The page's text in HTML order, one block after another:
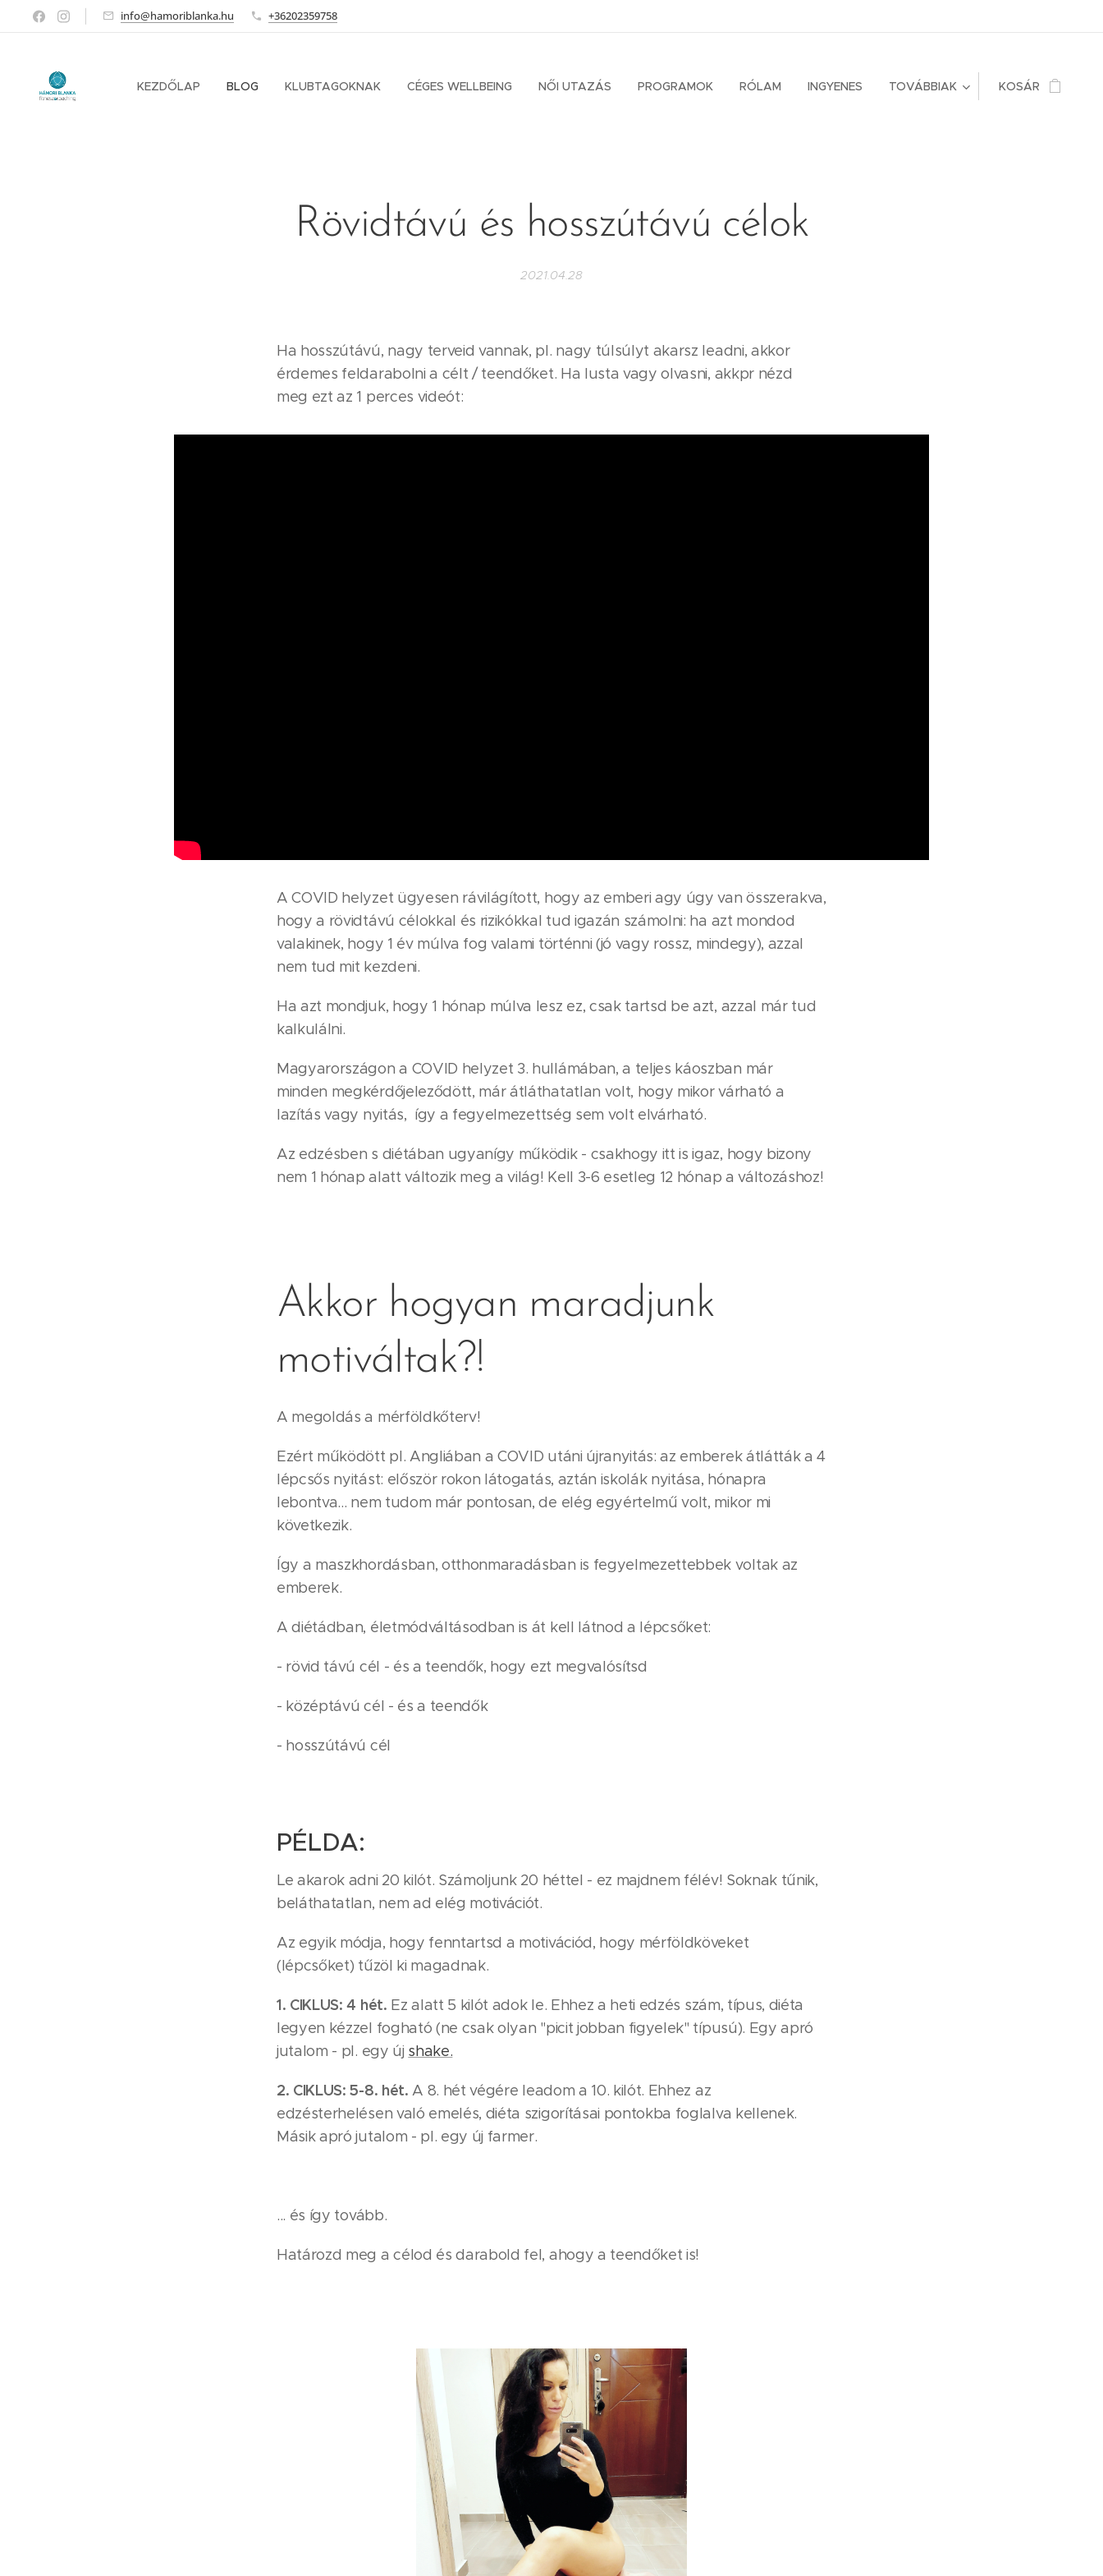
info@hamoriblanka.hu +36202359758
KEZDŐLAP BLOG KLUBTAGOKNAK CÉGES WELLBEING NŐI UTAZÁS PROGRAMOK RÓLAM INGYENES TOVÁBBIAK KOSÁR
Rövidtávú és hosszútávú célok
2021.04.28
Ha hosszútávú, nagy terveid vannak, pl. nagy túlsúlyt akarsz leadni, akkor
érdemes feldarabolni a célt / teendőket. Ha lusta vagy olvasni, akkpr nézd
meg ezt az 1 perces videót:
A COVID helyzet ügyesen rávilágított, hogy az emberi agy úgy van összerakva,
hogy a rövidtávú célokkal és rizikókkal tud igazán számolni: ha azt mondod
valakinek, hogy 1 év múlva fog valami történni (jó vagy rossz, mindegy), azzal
nem tud mit kezdeni.
Ha azt mondjuk, hogy 1 hónap múlva lesz ez, csak tartsd be azt, azzal már tud
kalkulálni.
Magyarországon a COVID helyzet 3. hullámában, a teljes káoszban már
minden megkérdőjeleződött, már átláthatatlan volt, hogy mikor várható a
lazítás vagy nyitás, így a fegyelmezettség sem volt elvárható.
Az edzésben s diétában ugyanígy működik - csakhogy itt is igaz, hogy bizony
nem 1 hónap alatt változik meg a világ! Kell 3-6 esetleg 12 hónap a változáshoz!
Akkor hogyan maradjunk
motiváltak?!
A megoldás a mérföldkőterv!
Ezért működött pl. Angliában a COVID utáni újranyitás: az emberek átlátták a 4
lépcsős nyitást: először rokon látogatás, aztán iskolák nyitása, hónapra
lebontva... nem tudom már pontosan, de elég egyértelmű volt, mikor mi
következik.
Így a maszkhordásban, otthonmaradásban is fegyelmezettebbek voltak az
emberek.
A diétádban, életmódváltásodban is át kell látnod a lépcsőket:
- rövid távú cél - és a teendők, hogy ezt megvalósítsd
- középtávú cél - és a teendők
- hosszútávú cél
PÉLDA:
Le akarok adni 20 kilót. Számoljunk 20 héttel - ez majdnem félév! Soknak tűnik,
beláthatatlan, nem ad elég motivációt.
Az egyik módja, hogy fenntartsd a motivációd, hogy mérföldköveket
(lépcsőket) tűzöl ki magadnak.
1. CIKLUS: 4 hét. Ez alatt 5 kilót adok le. Ehhez a heti edzés szám, típus, diéta
legyen kézzel fogható (ne csak olyan "picit jobban figyelek" típusú). Egy apró
jutalom - pl. egy új shake.
2. CIKLUS: 5-8. hét. A 8. hét végére leadom a 10. kilót. Ehhez az
edzésterhelésen való emelés, diéta szigorításai pontokba foglalva kellenek.
Másik apró jutalom - pl. egy új farmer.
... és így tovább.
Határozd meg a célod és darabold fel, ahogy a teendőket is!